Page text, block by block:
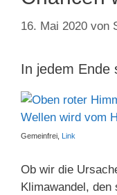
16. Mai 2020 von
In jedem Ende
Gemeinfrei, Link
Ob wir die
Klimawandel, den